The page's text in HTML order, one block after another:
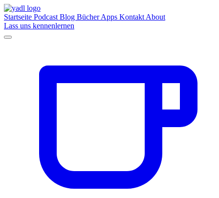
Startseite Podcast Blog BücherApps Kontakt About
Lass uns kennenlernen